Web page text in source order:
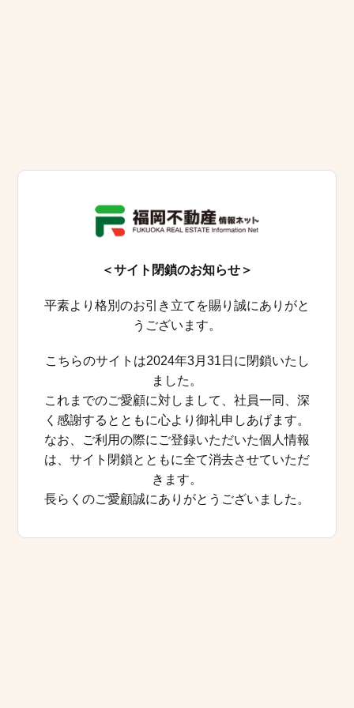
＜サイト閉鎖のお知らせ＞
平素より格別のお引き立てを賜り誠にありがと
うございます。
こちらのサイトは2024年3月31日に閉鎖いたし
ました。
これまでのご愛顧に対しまして、社員一同、深
く感謝するとともに心より御礼申しあげます。
なお、ご利用の際にご登録いただいた個人情報
は、サイト閉鎖とともに全て消去させていただ
きます。
長らくのご愛顧誠にありがとうございました。